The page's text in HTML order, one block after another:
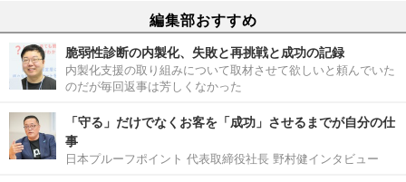
編集部おすすめ
脆弱性診断の内製化、失敗と再挑戦と成功の記録
内製化支援の取り組みについて取材させて欲しいと頼んでいた
のだが毎回返事は芳しくなかった
「守る」だけでなくお客を「成功」させるまでが自分の仕
事
日本プルーフポイント 代表取締役社長 野村健インタビュー